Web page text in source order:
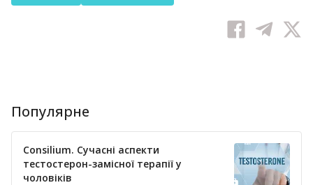
Популярне
Consilium. Сучасні аспекти
тестостерон-замісної терапії у
чоловіків